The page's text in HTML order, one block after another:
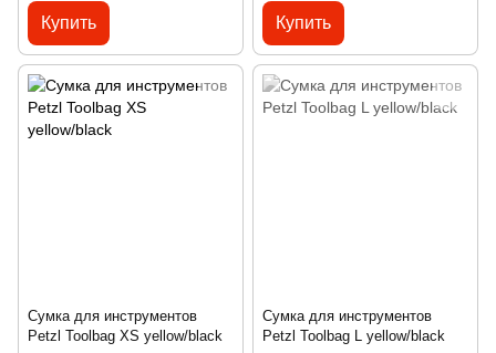
Купить Купить
Сумка для инструментов
Petzl Toolbag XS yellow/black
Сумка для инструментов
Petzl Toolbag L yellow/black